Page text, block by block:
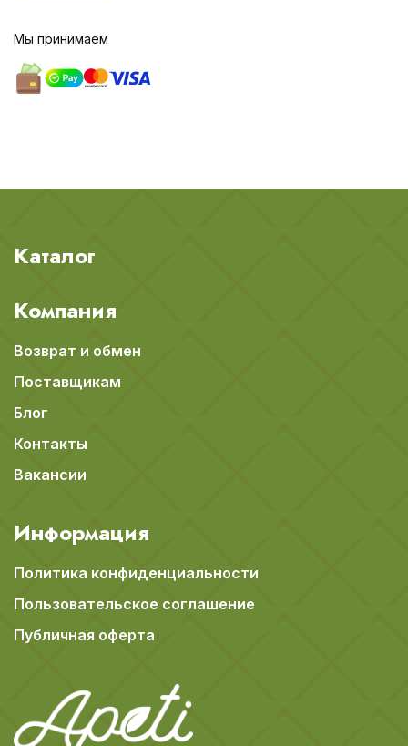
Мы принимаем
Каталог
Компания
Возврат и обмен
Поставщикам
Блог
Контакты
Вакансии
Информация
Политика конфиденциальности
Пользовательское соглашение
Публичная оферта